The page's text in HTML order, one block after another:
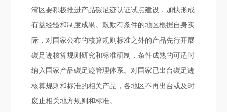
湾区要积极推进产品碳足迹认证试点建设，加快形成
有益经验和制度成果。鼓励有条件的地区根据自身实
际，对国家公布的核算规则标准之外的产品先行开展
碳足迹核算规则研究和标准研制，条件成熟的可适时
纳入国家产品碳足迹管理体系。对国家已出台碳足迹
核算规则和标准的相关产品，各地区不再出台或及时
废止相关地方规则和标准。